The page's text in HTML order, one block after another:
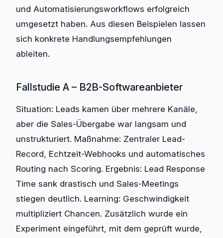
und Automatisierungsworkflows erfolgreich
umgesetzt haben. Aus diesen Beispielen lassen
sich konkrete Handlungsempfehlungen
ableiten.
Fallstudie A – B2B-Softwareanbieter
Situation: Leads kamen über mehrere Kanäle,
aber die Sales-Übergabe war langsam und
unstrukturiert. Maßnahme: Zentraler Lead-
Record, Echtzeit-Webhooks und automatisches
Routing nach Scoring. Ergebnis: Lead Response
Time sank drastisch und Sales-Meetings
stiegen deutlich. Learning: Geschwindigkeit
multipliziert Chancen. Zusätzlich wurde ein
Experiment eingeführt, mit dem geprüft wurde,